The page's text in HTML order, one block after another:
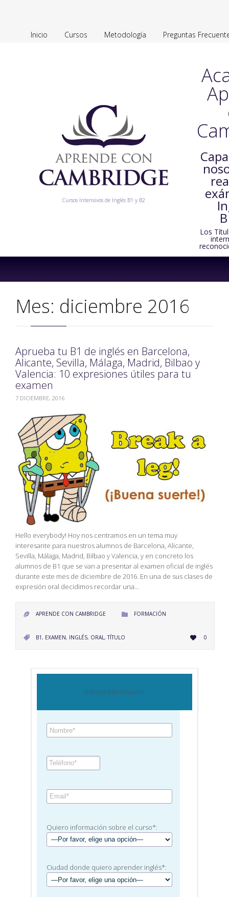
Inicio Cursos Metodología Preguntas
Cursos Intensivos de Inglés B1 y B2
Los
content
Mes: diciembre 2016
Aprueba tu B1 de inglés en Barcelona,
Alicante, Sevilla, Málaga, Madrid, Bilbao y
Valencia: 10 expresiones útiles para tu
examen
7 DICIEMBRE, 2016
Hello everybody! Hoy nos centramos en un tema muy
interesante para nuestros alumnos de Barcelona, Alicante,
Sevilla, Málaga, Madrid, Bilbao y Valencia, y en concreto los
alumnos de B1 que se van a presentar al examen oficial de inglés
durante este mes de diciembre de 2016. En una de sus clases de
expresión oral decidimos recordar una…
 APRENDE CON CAMBRIDGE  CATEGORY
FORMACIÓN
 CATEGORY
B1, EXAMEN, INGLÉS, ORAL,TÍTULO  LOVE
IT0
Solicita información
Quiero información sobre el curso*:
Ciudad donde quiero aprender inglés*: